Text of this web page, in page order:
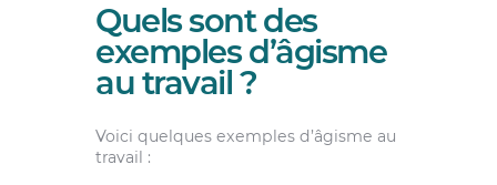
Quels sont des
exemples d’âgisme
au travail ?
Voici quelques exemples d’âgisme au
travail :